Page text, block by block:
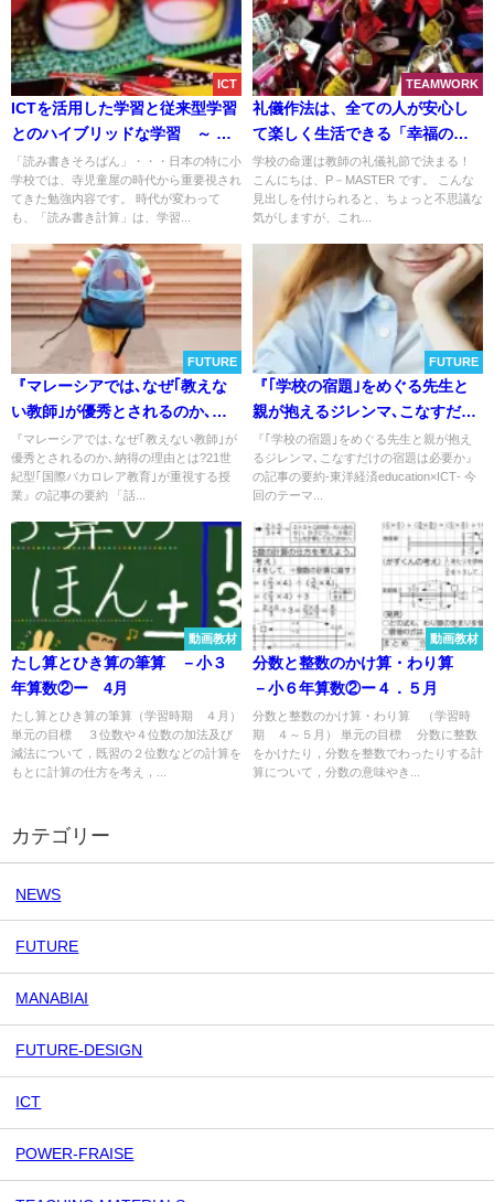
ICT
ICTを活用した学習と従来型学習
とのハイブリッドな学習 ～ 学
習には「紙」と「デジタル」の
特性を生かした併用が好ましい
～
「読み書きそろばん」・・・日本の特に小
学校では、寺児童屋の時代から重要視され
てきた勉強内容です。 時代が変わって
も、「読み書き計算」は、学習...
TEAMWORK
礼儀作法は、全ての人が安心し
て楽しく生活できる「幸福の
鍵」
学校の命運は教師の礼儀礼節で決まる！
こんにちは、P－MASTER です。 こんな
見出しを付けられると、ちょっと不思議な
気がしますが、これ...
FUTURE
『マレーシアでは､なぜ｢教えな
い教師｣が優秀とされるのか､納
得の理由とは?』についてTwitter
の反応
『マレーシアでは､なぜ｢教えない教師｣が
優秀とされるのか､納得の理由とは?21世
紀型｢国際バカロレア教育｣が重視する授
業』の記事の要約 「話...
FUTURE
『｢学校の宿題｣をめぐる先生と
親が抱えるジレンマ､こなすだけ
の宿題は必要か』について
Twitterの反応
『｢学校の宿題｣をめぐる先生と親が抱え
るジレンマ､こなすだけの宿題は必要か』
の記事の要約‐東洋経済education×ICT‐ 今
回のテーマ...
動画教材
たし算とひき算の筆算 －小３
年算数②ー 4月
たし算とひき算の筆算（学習時期 ４月）
単元の目標 ３位数や４位数の加法及び
減法について，既習の２位数などの計算を
もとに計算の仕方を考え，...
動画教材
分数と整数のかけ算・わり算
－小６年算数②ー４．５月
分数と整数のかけ算・わり算 （学習時
期 ４～５月） 単元の目標 分数に整数
をかけたり，分数を整数でわったりする計
算について，分数の意味やき...
カテゴリー
NEWS
FUTURE
MANABIAI
FUTURE-DESIGN
ICT
POWER-FRAISE